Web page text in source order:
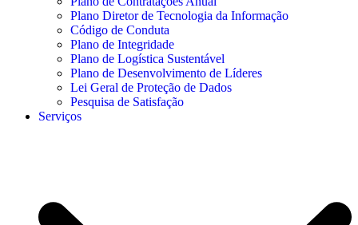
Plano Diretor de Tecnologia da Informação
Código de Conduta
Plano de Integridade
Plano de Logística Sustentável
Plano de Desenvolvimento de Líderes
Lei Geral de Proteção de Dados
Pesquisa de Satisfação
Serviços